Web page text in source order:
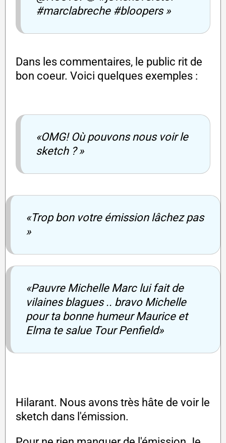
#marclabreche #bloopers »
Dans les commentaires, le public rit de
bon coeur. Voici quelques exemples :
«OMG! Où pouvons nous voir le
sketch ? »
«Trop bon votre émission lâchez pas
»
«Pauvre Michelle Marc lui fait de
vilaines blagues .. bravo Michelle
pour ta bonne humeur Maurice et
Elma te salue Tour Penfield»
Hilarant. Nous avons très hâte de voir le
sketch dans l'émission.